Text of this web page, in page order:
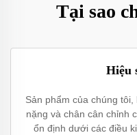
Tại sao
Hiệu
Sản phẩm của chúng
nặng và chân cân chỉnh
ổn định dưới các điều